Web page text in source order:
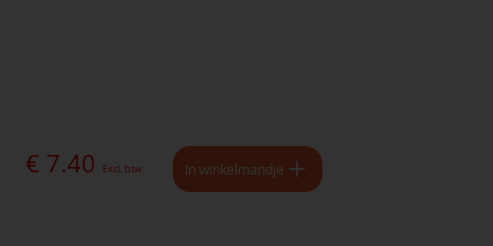
€ 7.40 Excl. btw In winkelmandje